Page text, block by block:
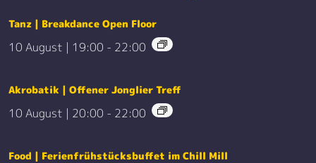
Tanz | Breakdance Open Floor
10 August | 19:00 - 22:00
Akrobatik | Offener Jonglier Treff
10 August | 20:00 - 22:00
Food | Ferienfrühstücksbuffet im Chill Mill